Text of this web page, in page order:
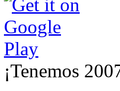
¡Tenemos